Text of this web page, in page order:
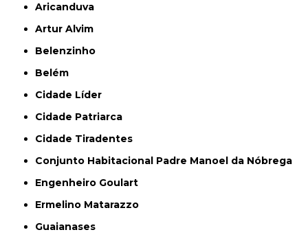
Aricanduva
Artur Alvim
Belenzinho
Belém
Cidade Líder
Cidade Patriarca
Cidade Tiradentes
Conjunto Habitacional Padre Manoel da Nóbrega
Engenheiro Goulart
Ermelino Matarazzo
Guaianases